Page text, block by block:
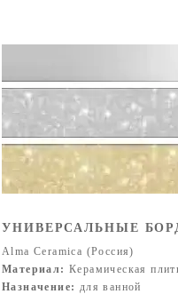
УНИВЕРСАЛЬНЫЕ
Alma Ceramica (Россия)
Материал: Керамическая
Назначение: для ванной